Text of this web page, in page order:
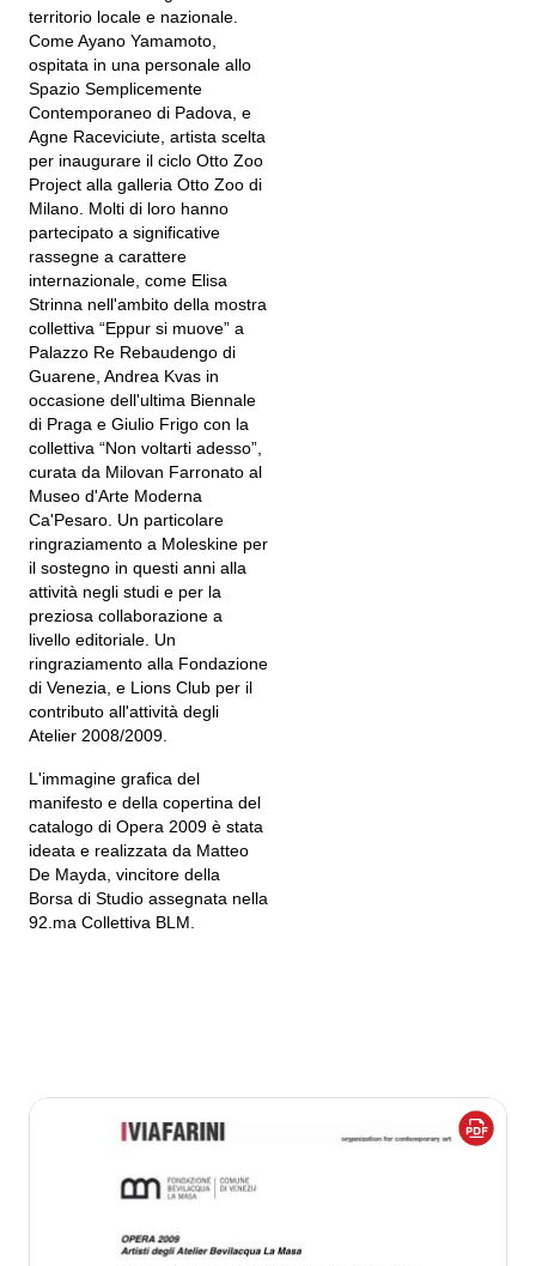
territorio locale e nazionale.
Come Ayano Yamamoto,
ospitata in una personale allo
Spazio Semplicemente
Contemporaneo di Padova, e
Agne Raceviciute, artista scelta
per inaugurare il ciclo Otto Zoo
Project alla galleria Otto Zoo di
Milano. Molti di loro hanno
partecipato a significative
rassegne a carattere
internazionale, come Elisa
Strinna nell'ambito della mostra
collettiva “Eppur si muove” a
Palazzo Re Rebaudengo di
Guarene, Andrea Kvas in
occasione dell'ultima Biennale
di Praga e Giulio Frigo con la
collettiva “Non voltarti adesso”,
curata da Milovan Farronato al
Museo d'Arte Moderna
Ca'Pesaro. Un particolare
ringraziamento a Moleskine per
il sostegno in questi anni alla
attività negli studi e per la
preziosa collaborazione a
livello editoriale. Un
ringraziamento alla Fondazione
di Venezia, e Lions Club per il
contributo all'attività degli
Atelier 2008/2009.
L'immagine grafica del
manifesto e della copertina del
catalogo di Opera 2009 è stata
ideata e realizzata da Matteo
De Mayda, vincitore della
Borsa di Studio assegnata nella
92.ma Collettiva BLM.